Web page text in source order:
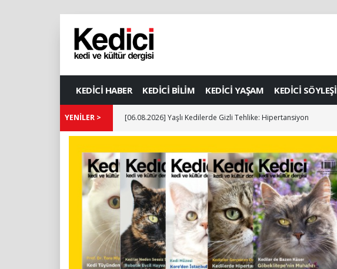
KEDİCİ HABER KEDİCİ BİLİM KEDİCİ YAŞAM KEDİCİ SÖYLEŞİ
YENİLER > [06.08.2026] Yaşlı Kedilerde Gizli Tehlike: Hipertansiyon